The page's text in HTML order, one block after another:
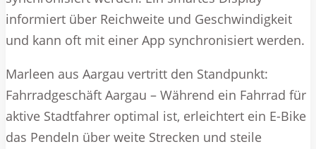
informiert über Reichweite und Geschwindigkeit
und kann oft mit einer App synchronisiert werden.
Marleen aus Aargau vertritt den Standpunkt:
Fahrradgeschäft Aargau – Während ein Fahrrad für
aktive Stadtfahrer optimal ist, erleichtert ein E-Bike
das Pendeln über weite Strecken und steile